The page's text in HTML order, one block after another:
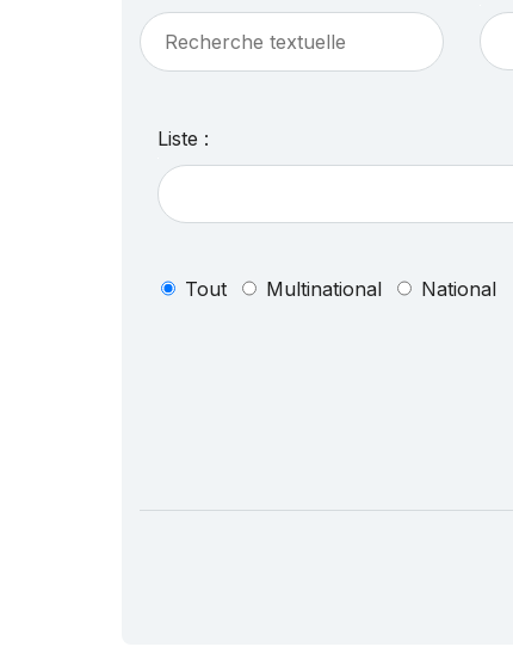
Liste :
Tout Multinational National